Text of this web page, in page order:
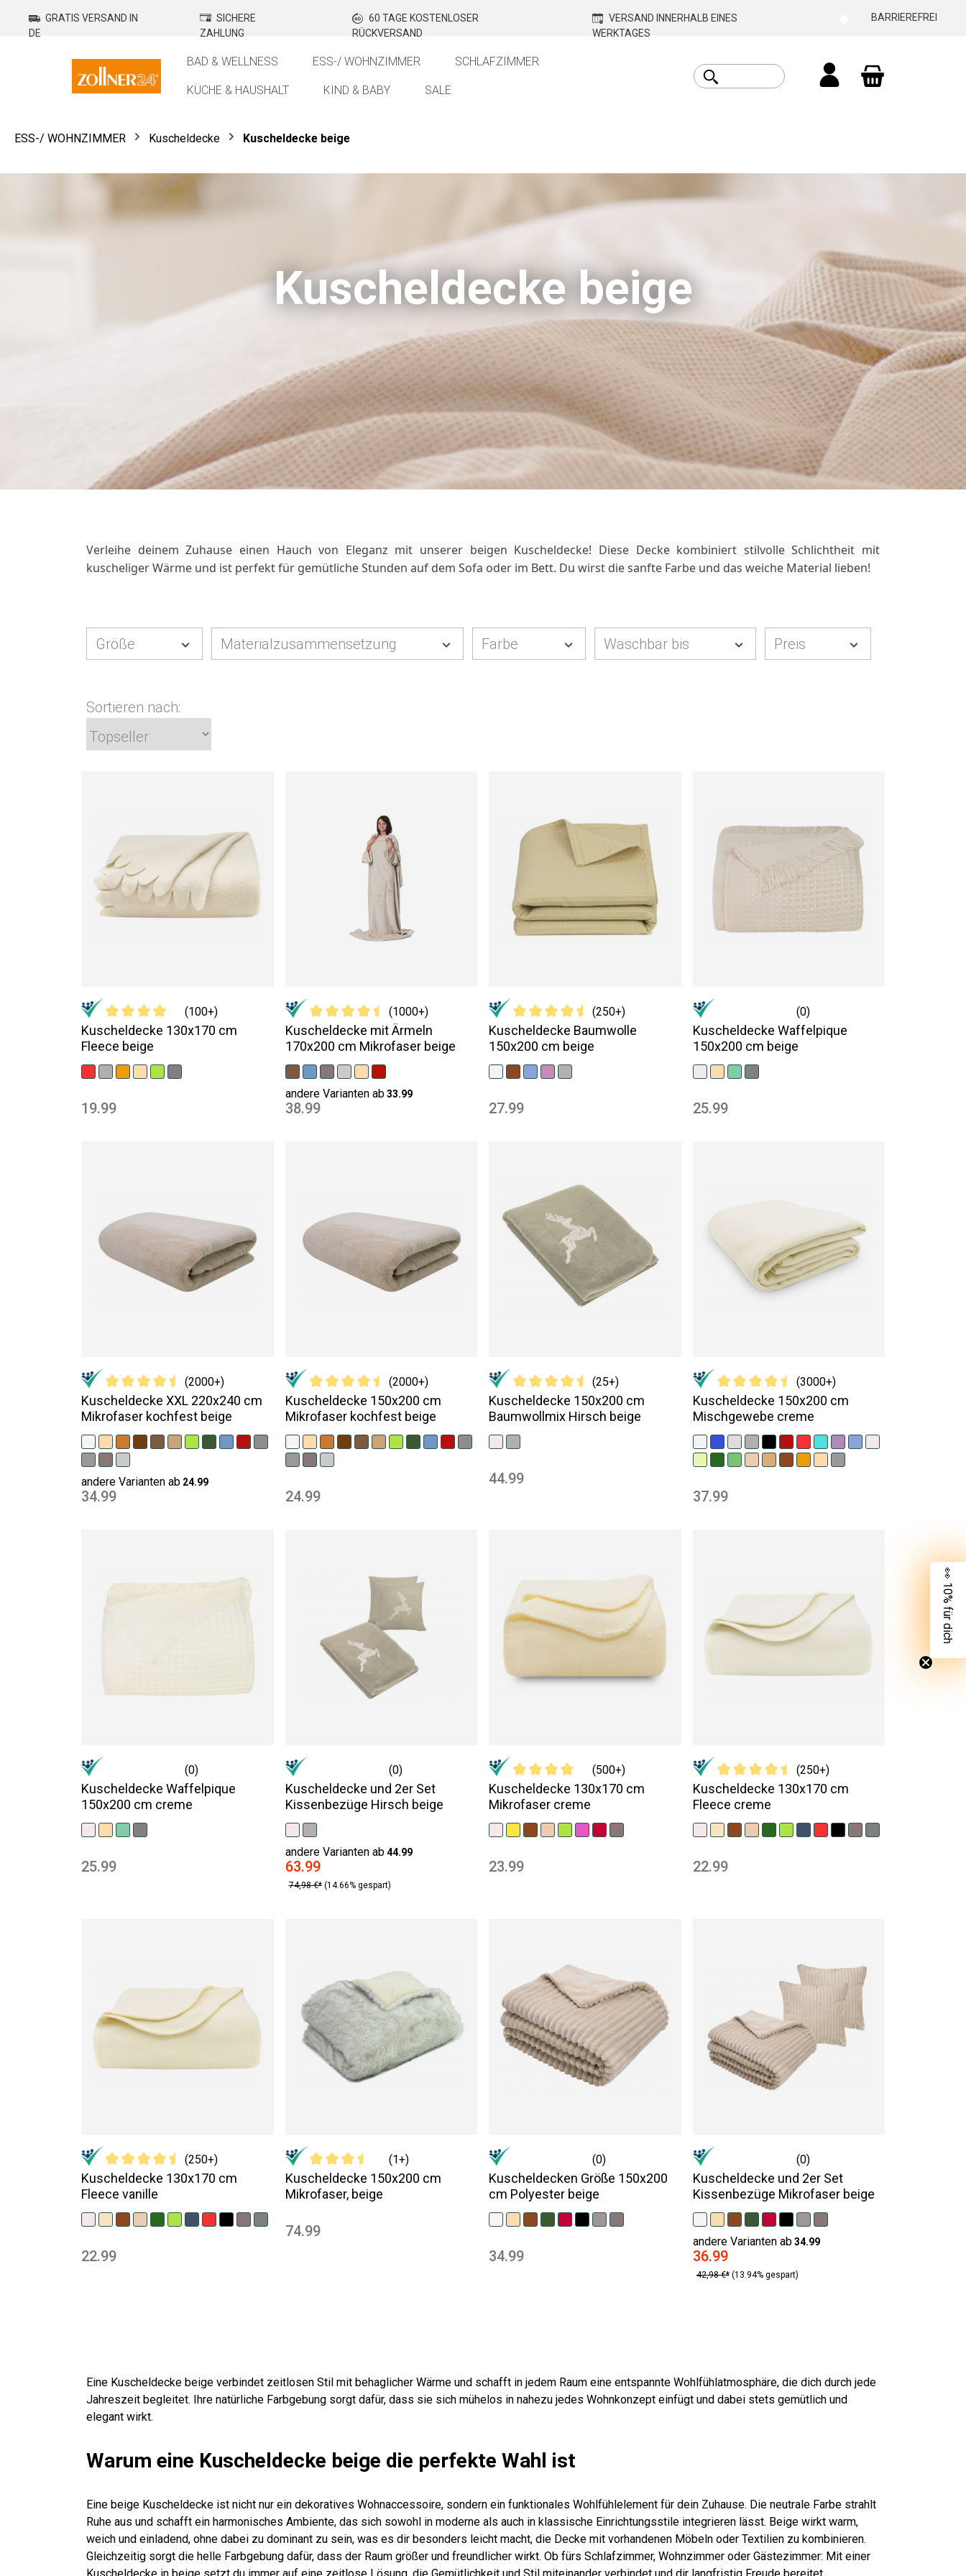
Zur Hauptnavigation springen
GRATIS VERSAND IN
DE
SICHERE
ZAHLUNG
60 TAGE KOSTENLOSER
RÜCKVERSAND
VERSAND INNERHALB EINES
WERKTAGES
BARRIEREFREI
BAD & WELLNESS ESS-/ WOHNZIMMER SCHLAFZIMMER
KÜCHE & HAUSHALT KIND & BABY
SALE
ESS-/ WOHNZIMMER Kuscheldecke Kuscheldecke beige
Kuscheldecke beige
Verleihe deinem Zuhause einen Hauch von Eleganz mit unserer beigen Kuscheldecke! Diese Decke kombiniert stilvolle Schlichtheit mit
kuscheliger Wärme und ist perfekt für gemütliche Stunden auf dem Sofa oder im Bett. Du wirst die sanfte Farbe und das weiche Material lieben!
Größe Materialzusammensetzung Farbe Waschbar bis Preis
Sortieren nach:
(100+)
Kuscheldecke 130x170 cm
Fleece beige
19.99
(1000+)
Kuscheldecke mit Ärmeln
170x200 cm Mikrofaser beige
andere Varianten ab 33.99
38.99
(250+)
Kuscheldecke Baumwolle
150x200 cm beige
27.99
(0)
Kuscheldecke Waffelpique
150x200 cm beige
25.99
(2000+)
Kuscheldecke XXL 220x240 cm
Mikrofaser kochfest beige
andere Varianten ab 24.99
34.99
(2000+)
Kuscheldecke 150x200 cm
Mikrofaser kochfest beige
24.99
(25+)
Kuscheldecke 150x200 cm
Baumwollmix Hirsch beige
44.99
(3000+)
Kuscheldecke 150x200 cm
Mischgewebe creme
37.99
(0)
Kuscheldecke Waffelpique
150x200 cm creme
25.99
(0)
Kuscheldecke und 2er Set
Kissenbezüge Hirsch beige
andere Varianten ab 44.99
63.99
74,98 €* (14.66% gespart)
(500+)
Kuscheldecke 130x170 cm
Mikrofaser creme
23.99
(250+)
Kuscheldecke 130x170 cm
Fleece creme
22.99
(250+)
Kuscheldecke 130x170 cm
Fleece vanille
22.99
(1+)
Kuscheldecke 150x200 cm
Mikrofaser, beige
74.99
(0)
Kuscheldecken Größe 150x200
cm Polyester beige
34.99
(0)
Kuscheldecke und 2er Set
Kissenbezüge Mikrofaser beige
andere Varianten ab 34.99
36.99
42,98 €* (13.94% gespart)
Eine Kuscheldecke beige verbindet zeitlosen Stil mit behaglicher Wärme und schafft in jedem Raum eine entspannte Wohlfühlatmosphäre, die dich durch jede
Jahreszeit begleitet. Ihre natürliche Farbgebung sorgt dafür, dass sie sich mühelos in nahezu jedes Wohnkonzept einfügt und dabei stets gemütlich und
elegant wirkt.
Warum eine Kuscheldecke beige die perfekte Wahl ist
Eine beige Kuscheldecke ist nicht nur ein dekoratives Wohnaccessoire, sondern ein funktionales Wohlfühlelement für dein Zuhause. Die neutrale Farbe strahlt
Ruhe aus und schafft ein harmonisches Ambiente, das sich sowohl in moderne als auch in klassische Einrichtungsstile integrieren lässt. Beige wirkt warm,
weich und einladend, ohne dabei zu dominant zu sein, was es dir besonders leicht macht, die Decke mit vorhandenen Möbeln oder Textilien zu kombinieren.
Gleichzeitig sorgt die helle Farbgebung dafür, dass der Raum größer und freundlicher wirkt. Ob fürs Schlafzimmer, Wohnzimmer oder Gästezimmer: Mit einer
👀 10% für dich